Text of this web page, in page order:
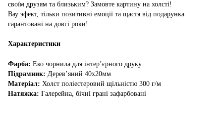
своїм друзям та близьким? Замовте картину на холсті!
Вау эфект, тільки позитивні емоції та щастя від подарунка
гарантовані на довгі роки!
Характеристики
Фарба: Еко чорнила для інтер’єрного друку
Підрамник: Дерев’яний 40х20мм
Матеріал: Холст поліестеровий щільністю 300 г/м
Натяжка: Галерейна, бічні грані зафарбовані